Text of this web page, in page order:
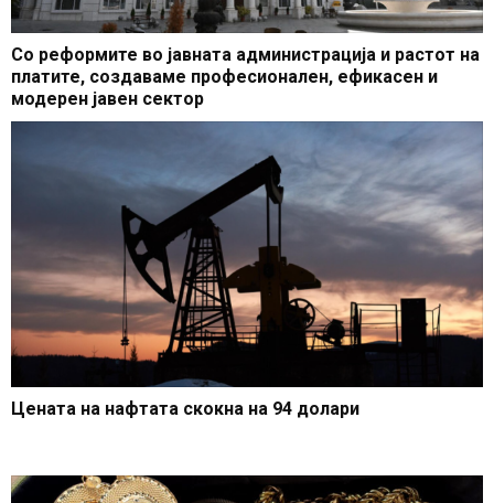
Со реформите во јавната администрација и растот на
платите, создаваме професионален, ефикасен и
модерен јавен сектор
Цената на нафтата скокна на 94 долари